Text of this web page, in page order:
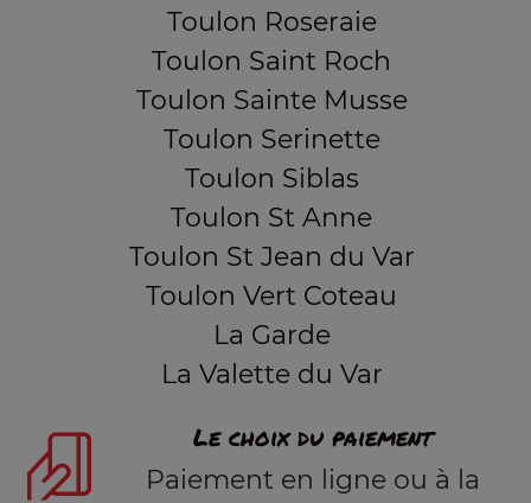
Toulon Roseraie
Toulon Saint Roch
Toulon Sainte Musse
Toulon Serinette
Toulon Siblas
Toulon St Anne
Toulon St Jean du Var
Toulon Vert Coteau
La Garde
La Valette du Var
Le choix du paiement
Paiement en ligne ou à la